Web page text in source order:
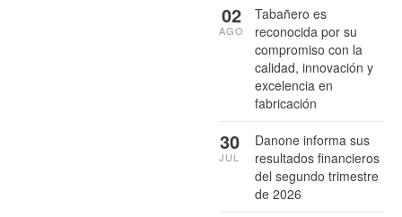
Tabañero es
reconocida por su
compromiso con la
calidad, innovación y
excelencia en
fabricación
02
AGO
Danone informa sus
resultados financieros
del segundo trimestre
de 2026
30
JUL